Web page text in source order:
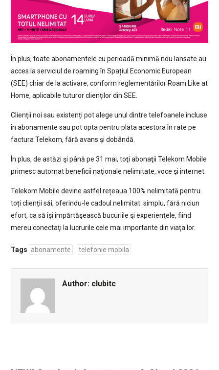
În plus, toate abonamentele cu perioadă minimă nou lansate au
acces la serviciul de roaming în Spațiul Economic European
(SEE) chiar de la activare, conform reglementărilor Roam Like at
Home, aplicabile tuturor clienţilor din SEE.
Clienții noi sau existenți pot alege unul dintre telefoanele incluse
în abonamente sau pot opta pentru plata acestora în rate pe
factura Telekom, fără avans şi dobândă.
În plus, de astăzi şi până pe 31 mai, toţi abonaţii Telekom Mobile
primesc automat beneficii naţionale nelimitate, voce şi internet.
Telekom Mobile devine astfel rețeaua 100% nelimitată pentru
toți clienții săi, oferindu-le cadoul nelimitat: simplu, fără niciun
efort, ca să își împărtăşească bucuriile şi experienţele, fiind
mereu conectaţi la lucrurile cele mai importante din viaţa lor.
Tags abonamente telefonie mobila
Author: clubitc